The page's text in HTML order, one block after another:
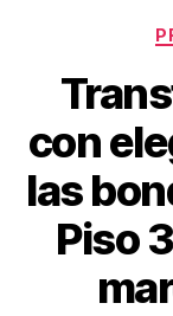
con
las
Piso